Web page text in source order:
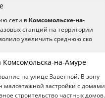
сети в Комсомольске-на-
станций на территории
увеличить среднюю ско
Комсомольска-на-Амуре
на улице Заветной. В зону
малоэтажной застройки с домами
строительство частных домов.